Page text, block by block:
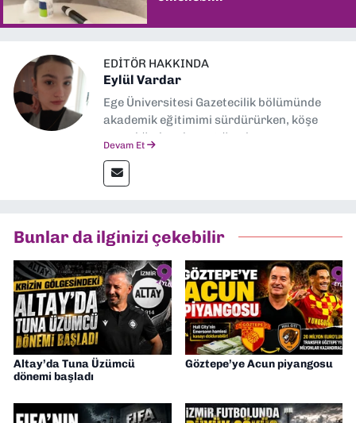
EDITÖR HAKKINDA
Eylül Vardar
Ege Üniversitesi Gazetecilik bölümünde
akademik eğitimimi sürdürürken, köşe
yazarlığıyla adım attığım basın
Devam Et
Bunlar da ilginizi çekebilir
Altay’da Tuna Üzümcü
dönemi başladı
Göztepe’ye Acun piyangosu